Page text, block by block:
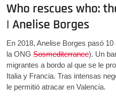
Who rescues who:
| Anelise Borges
En 2018, Anelise Borges pasó
la ONGSosmediterranee). Un
migrantes a bordo al que se le
Italia y Francia. Tras intensas
le permitió atracar en Valencia.